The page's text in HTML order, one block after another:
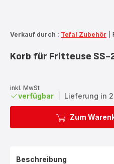
Verkauf durch : Tefal Zubehör
Korb für Fritteuse SS-
inkl. MwSt
verfügbar Lieferung in
Zum
Beschreibung